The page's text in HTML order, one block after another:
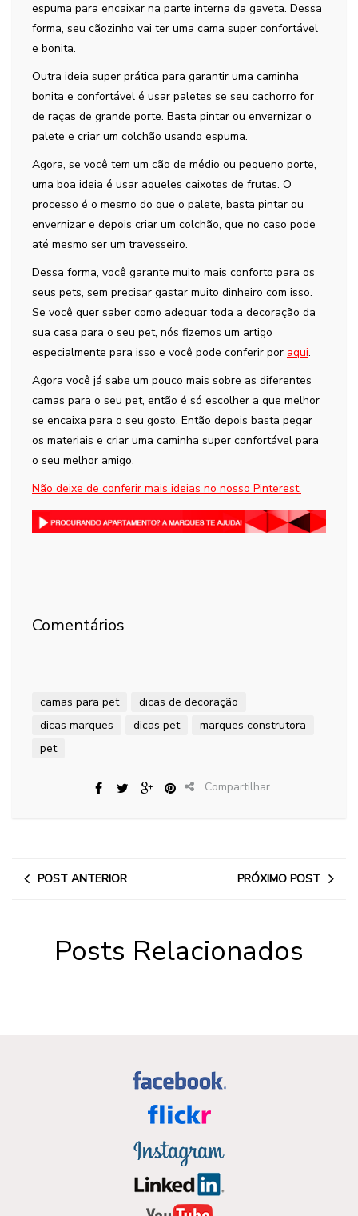
espuma para encaixar na parte interna da gaveta. Dessa
forma, seu cãozinho vai ter uma cama super confortável
e bonita.
Outra ideia super prática para garantir uma caminha
bonita e confortável é usar paletes se seu cachorro for
de raças de grande porte. Basta pintar ou envernizar o
palete e criar um colchão usando espuma.
Agora, se você tem um cão de médio ou pequeno porte,
uma boa ideia é usar aqueles caixotes de frutas. O
processo é o mesmo do que o palete, basta pintar ou
envernizar e depois criar um colchão, que no caso pode
até mesmo ser um travesseiro.
Dessa forma, você garante muito mais conforto para os
seus pets, sem precisar gastar muito dinheiro com isso.
Se você quer saber como adequar toda a decoração da
sua casa para o seu pet, nós fizemos um artigo
especialmente para isso e você pode conferir por aqui.
Agora você já sabe um pouco mais sobre as diferentes
camas para o seu pet, então é só escolher a que melhor
se encaixa para o seu gosto. Então depois basta pegar
os materiais e criar uma caminha super confortável para
o seu melhor amigo.
Não deixe de conferir mais ideias no nosso Pinterest.
Comentários
camas para pet
dicas de decoração
dicas marques
dicas pet
marques construtora
pet
Compartilhar
POST ANTERIOR PRÓXIMO POST
Posts Relacionados